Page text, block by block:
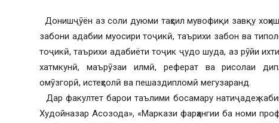
Донишҷӯён аз соли дуюми таҳсил мувофиқи завқу
забони адабии муосири тоҷикӣ, таърихи забон ва
тоҷикӣ, таърихи адабиёти тоҷик ҷудо шуда, аз рӯйи
хатмкунӣ, маърӯзаи илмӣ, реферат ва рисолаи
омӯзгорӣ, истеҳсолӣ ва пешаздипломӣ мегузаранд.
Дар факултет барои таълими босамару натиҷадеҳ
Худойназар Асозода», «Маркази фарҳангии ба номи